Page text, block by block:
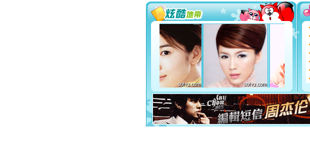
[圣诞节]
能正
都要快
[圣诞节]
如意,
[元旦]
断电
你是
[元旦]
起；
离。水
[元旦]
泣，这
卖了。
[春节]